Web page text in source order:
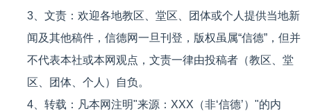
3、文责：欢迎各地教区、堂区、团体或个人提供当地新
闻及其他稿件，信德网一旦刊登，版权虽属“信德”，但并
不代表本社或本网观点，文责一律由投稿者（教区、堂
区、团体、个人）自负。
4、转载：凡本网注明"来源：XXX（非‘信德’）"的内